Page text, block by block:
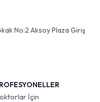
No:2 Aksoy Plaza Giriş
İçin